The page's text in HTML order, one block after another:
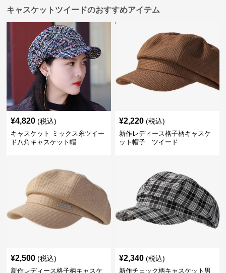
キャスケットツイードのおすすめアイテム
¥4,820 (税込)
キャスケット ミックス糸ツイー
ド八角キャスケット帽
¥2,220 (税込)
新作レディース格子柄キャスケ
ット帽子 ツイード
¥2,500 (税込)
新作レディース格子柄キャスケ
¥2,340 (税込)
新作チェック柄キャスケット男